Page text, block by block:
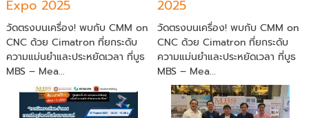
Expo 2025
วัดตรงบนเครื่อง! พบกับ CMM on
CNC ด้วย Cimatron ที่ยกระดับ
ความแม่นยำและประหยัดเวลา ที่บูธ
MBS – Mea...
2025
วัดตรงบนเครื่อง! พบกับ CMM on
CNC ด้วย Cimatron ที่ยกระดับ
ความแม่นยำและประหยัดเวลา ที่บูธ
MBS – Mea...